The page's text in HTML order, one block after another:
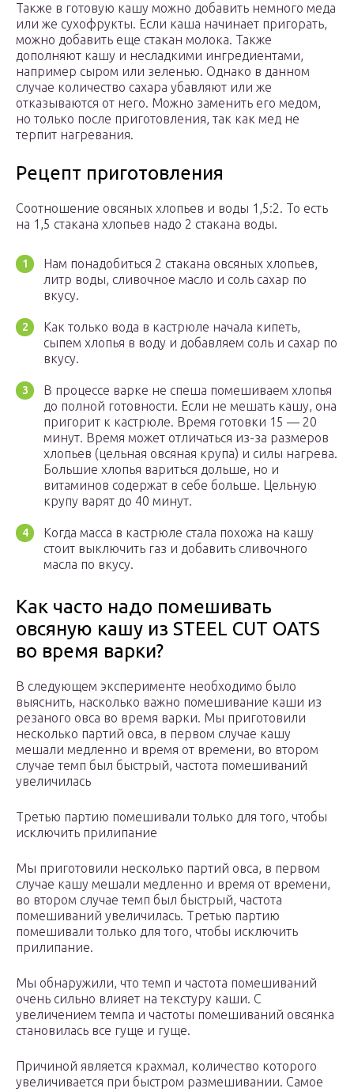
Также в готовую кашу можно добавить немного меда
или же сухофрукты. Если каша начинает пригорать,
можно добавить еще стакан молока. Также
дополняют кашу и несладкими ингредиентами,
например сыром или зеленью. Однако в данном
случае количество сахара убавляют или же
отказываются от него. Можно заменить его медом,
но только после приготовления, так как мед не
терпит нагревания.
Рецепт приготовления
Соотношение овсяных хлопьев и воды 1,5:2. То есть
на 1,5 стакана хлопьев надо 2 стакана воды.
Нам понадобиться 2 стакана овсяных хлопьев,
литр воды, сливочное масло и соль сахар по
вкусу.
Как только вода в кастрюле начала кипеть,
сыпем хлопья в воду и добавляем соль и сахар по
вкусу.
В процессе варке не спеша помешиваем хлопья
до полной готовности. Если не мешать кашу, она
пригорит к кастрюле. Время готовки 15 — 20
минут. Время может отличаться из-за размеров
хлопьев (цельная овсяная крупа) и силы нагрева.
Большие хлопья вариться дольше, но и
витаминов содержат в себе больше. Цельную
крупу варят до 40 минут.
Когда масса в кастрюле стала похожа на кашу
стоит выключить газ и добавить сливочного
масла по вкусу.
Как часто надо помешивать
овсяную кашу из STEEL CUT OATS
во время варки?
В следующем эксперименте необходимо было
выяснить, насколько важно помешивание каши из
резаного овса во время варки. Мы приготовили
несколько партий овса, в первом случае кашу
мешали медленно и время от времени, во втором
случае темп был быстрый, частота помешиваний
увеличилась
Третью партию помешивали только для того, чтобы
исключить прилипание
Мы приготовили несколько партий овса, в первом
случае кашу мешали медленно и время от времени,
во втором случае темп был быстрый, частота
помешиваний увеличилась. Третью партию
помешивали только для того, чтобы исключить
прилипание.
Мы обнаружили, что темп и частота помешиваний
очень сильно влияет на текстуру каши. С
увеличением темпа и частоты помешиваний овсянка
становилась все гуще и гуще.
Причиной является крахмал, количество которого
увеличивается при быстром размешивании. Самое